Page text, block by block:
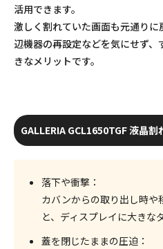
活用できます。
激しく割れていた画面も元通り
辺機器の再設定などを気にせず
きなメリットです。
GALLERIA GCL1650TGF 液晶割
落下や衝撃 ：
カバンからの取り出し時や
と、ディスプレイに大きな
蓋を閉じたままの圧迫 ：